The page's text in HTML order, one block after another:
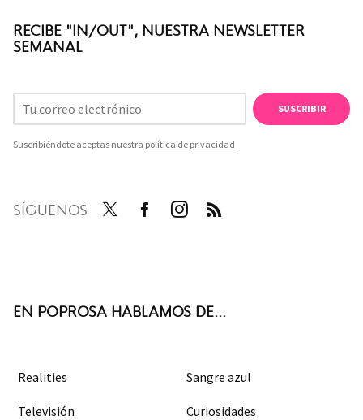
RECIBE "IN/OUT", NUESTRA NEWSLETTER
SEMANAL
SUSCRIBIR
Suscribiéndote aceptas nuestra política de privacidad
SÍGUENOS
EN POPROSA HABLAMOS DE...
Realities Sangre azul
Televisión Curiosidades